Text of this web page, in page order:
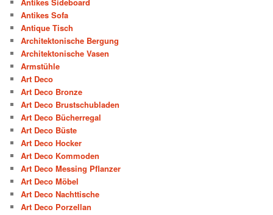
Antikes Sofa
Antique Tisch
Architektonische Bergung
Architektonische Vasen
Armstühle
Art Deco
Art Deco Bronze
Art Deco Brustschubladen
Art Deco Bücherregal
Art Deco Büste
Art Deco Hocker
Art Deco Kommoden
Art Deco Messing Pflanzer
Art Deco Möbel
Art Deco Nachttische
Art Deco Porzellan